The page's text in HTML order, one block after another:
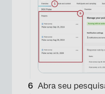
Abra seu